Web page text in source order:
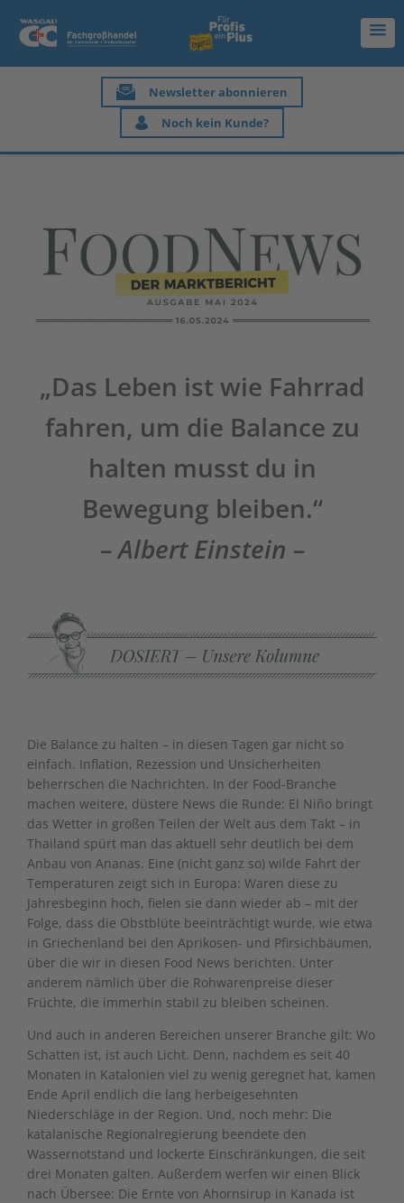
Newsletter abonnieren
Noch kein Kunde?
„Das Leben ist wie Fahrrad
fahren, um die Balance zu
halten musst du in
Bewegung bleiben.“
– Albert Einstein –
Die Balance zu halten – in diesen Tagen gar nicht so
einfach. Inflation, Rezession und Unsicherheiten
beherrschen die Nachrichten. In der Food-Branche
machen weitere, düstere News die Runde: El Niño bringt
das Wetter in großen Teilen der Welt aus dem Takt – in
Thailand spürt man das aktuell sehr deutlich bei dem
Anbau von Ananas. Eine (nicht ganz so) wilde Fahrt der
Temperaturen zeigt sich in Europa: Waren diese zu
Jahresbeginn hoch, fielen sie dann wieder ab – mit der
Folge, dass die Obstblüte beeinträchtigt wurde, wie etwa
in Griechenland bei den Aprikosen- und Pfirsichbäumen,
über die wir in diesen Food News berichten. Unter
anderem nämlich über die Rohwarenpreise dieser
Früchte, die immerhin stabil zu bleiben scheinen.
Und auch in anderen Bereichen unserer Branche gilt: Wo
Schatten ist, ist auch Licht. Denn, nachdem es seit 40
Monaten in Katalonien viel zu wenig geregnet hat, kamen
Ende April endlich die lang herbeigesehnten
Niederschläge in der Region. Und, noch mehr: Die
katalanische Regionalregierung beendete den
Wassernotstand und lockerte Einschränkungen, die seit
drei Monaten galten. Außerdem werfen wir einen Blick
nach Übersee: Die Ernte von Ahornsirup in Kanada ist